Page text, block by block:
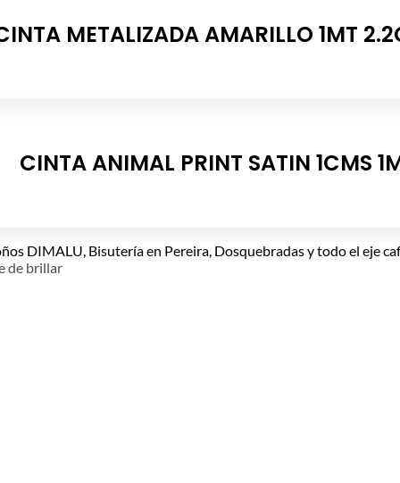
METALIZADA AMARILLO 1MT
CINTA ANIMAL PRINT SATIN 1CMS
de brillar